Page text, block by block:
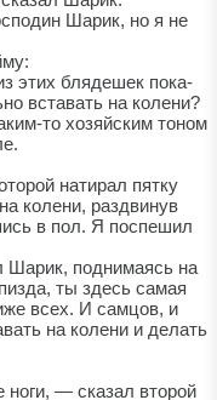
Шарик, но я не
этих блядешек пока-
вставать на колени?
то хозяйским тоном
натирал пятку
колени, раздвинув
в пол. Я поспешил
поднимаясь на
ты здесь самая
всех. И самцов, и
на колени и делать
— сказал второй